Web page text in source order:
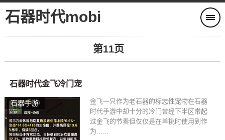
石器时代mobi
第11页
石器手游
石器时代金飞冷门宠
金飞一只作为老石器的标志性宠物在石器
时代手游中却十分的冷门曾经下半区带起
过金飞的节奏但仅仅是在单挑时使用到作
为......